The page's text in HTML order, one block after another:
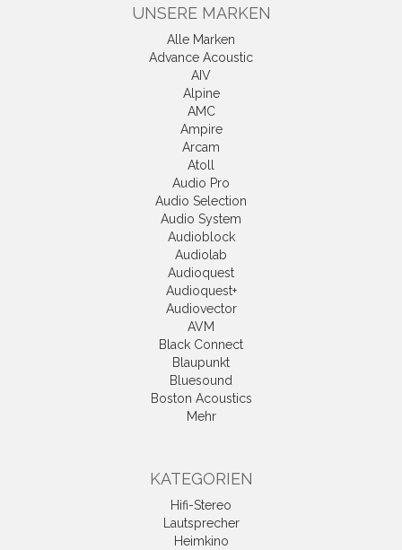
UNSERE MARKEN
Alle Marken
Advance Acoustic
AIV
Alpine
AMC
Ampire
Arcam
Atoll
Audio Pro
Audio Selection
Audio System
Audioblock
Audiolab
Audioquest
Audioquest+
Audiovector
AVM
Black Connect
Blaupunkt
Bluesound
Boston Acoustics
Mehr
KATEGORIEN
Hifi-Stereo
Lautsprecher
Heimkino